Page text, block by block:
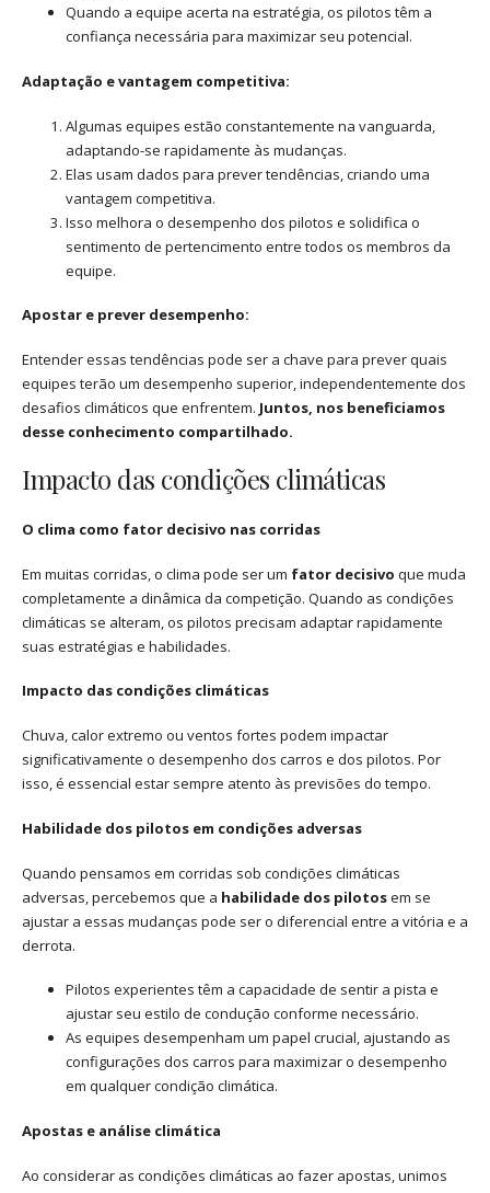
Quando a equipe acerta na estratégia, os pilotos têm a
confiança necessária para maximizar seu potencial.
Adaptação e vantagem competitiva:
Algumas equipes estão constantemente na vanguarda,
adaptando-se rapidamente às mudanças.
Elas usam dados para prever tendências, criando uma
vantagem competitiva.
Isso melhora o desempenho dos pilotos e solidifica o
sentimento de pertencimento entre todos os membros da
equipe.
Apostar e prever desempenho:
Entender essas tendências pode ser a chave para prever quais
equipes terão um desempenho superior, independentemente dos
desafios climáticos que enfrentem. Juntos, nos beneficiamos
desse conhecimento compartilhado.
Impacto das condições climáticas
O clima como fator decisivo nas corridas
Em muitas corridas, o clima pode ser um fator decisivo que muda
completamente a dinâmica da competição. Quando as condições
climáticas se alteram, os pilotos precisam adaptar rapidamente
suas estratégias e habilidades.
Impacto das condições climáticas
Chuva, calor extremo ou ventos fortes podem impactar
significativamente o desempenho dos carros e dos pilotos. Por
isso, é essencial estar sempre atento às previsões do tempo.
Habilidade dos pilotos em condições adversas
Quando pensamos em corridas sob condições climáticas
adversas, percebemos que a habilidade dos pilotosem se
ajustar a essas mudanças pode ser o diferencial entre a vitória e a
derrota.
Pilotos experientes têm a capacidade de sentir a pista e
ajustar seu estilo de condução conforme necessário.
As equipes desempenham um papel crucial, ajustando as
configurações dos carros para maximizar o desempenho
em qualquer condição climática.
Apostas e análise climática
Ao considerar as condições climáticas ao fazer apostas, unimos